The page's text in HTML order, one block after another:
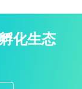
化生态